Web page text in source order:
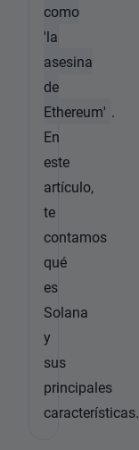
como
'la
asesina
de
Ethereum' .
En
este
artículo,
te
contamos
qué
es
Solana
y
sus
principales
características.